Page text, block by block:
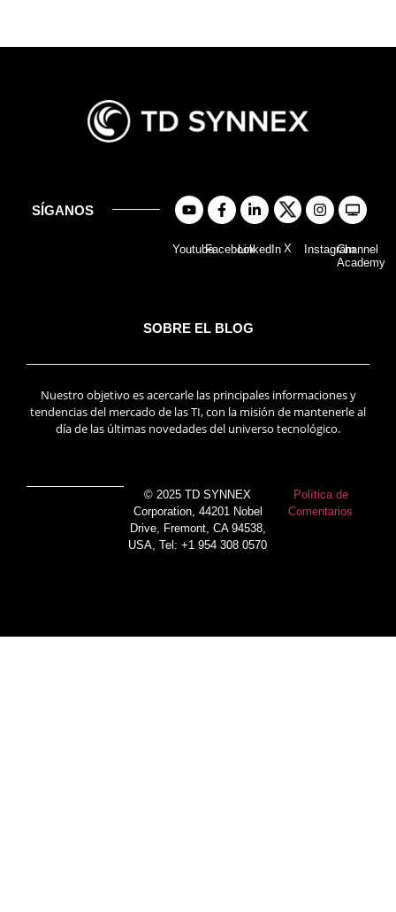
SÍGANOS
YoutubeFacebookLinkedIn X InstagramChannel
Academy
SOBRE EL BLOG
Nuestro objetivo es acercarle las principales informaciones y
tendencias del mercado de las TI, con la misión de mantenerle al
día de las últimas novedades del universo tecnológico.
© 2025 TD SYNNEX
Corporation, 44201 Nobel
Drive, Fremont, CA 94538,
USA, Tel: +1 954 308 0570
Política de
Comentarios